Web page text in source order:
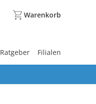
Warenkorb
Ratgeber Filialen